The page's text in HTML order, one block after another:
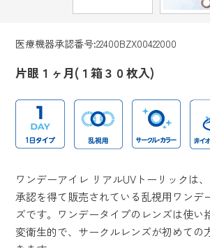
医療機器承認番号:22400BZX00422000
片眼１ヶ月(１箱３０枚入)
ワンデーアイレ リアルUVトーリックは
承認を得て販売されている乱視用ワンデ
ズです。ワンデータイプのレンズは使い
変衛生的で、サークルレンズが初めての